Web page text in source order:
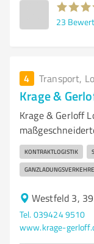
23
4 Transport,
Krage &
Krage & Gerloff
KONTRAKTLOGISTIK
GANZLADUNGSVERKEHRE
Westfeld 3,
Tel. 039424 9510
www.krage-